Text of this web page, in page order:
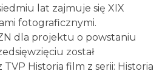
lat zajmuje się XIX
fotograficznymi.
dla projektu o powstaniu
został
Historia film z serii: Historia